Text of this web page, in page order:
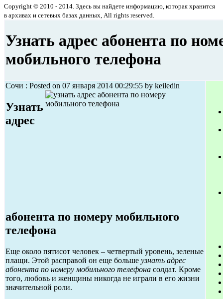
Copyright © 2010 - 2014. Здесь вы найдете информацию, которая хранится
в архивах и сетевых базах данных, All rights reserved.
Узнать адрес абонента по
мобильного телефона
Сочи : Posted on 07 января 2014 00:29:55 by keiledin
Узнать
адрес
абонента по номеру мобильного
телефона
Еще около пятисот человек – четвертый уровень, зеленые
плащи. Этой расправой он еще больше узнать адрес
абонента по номеру мобильного телефона солдат. Кроме
того, любовь и женщины никогда не играли в его жизни
значительной роли.